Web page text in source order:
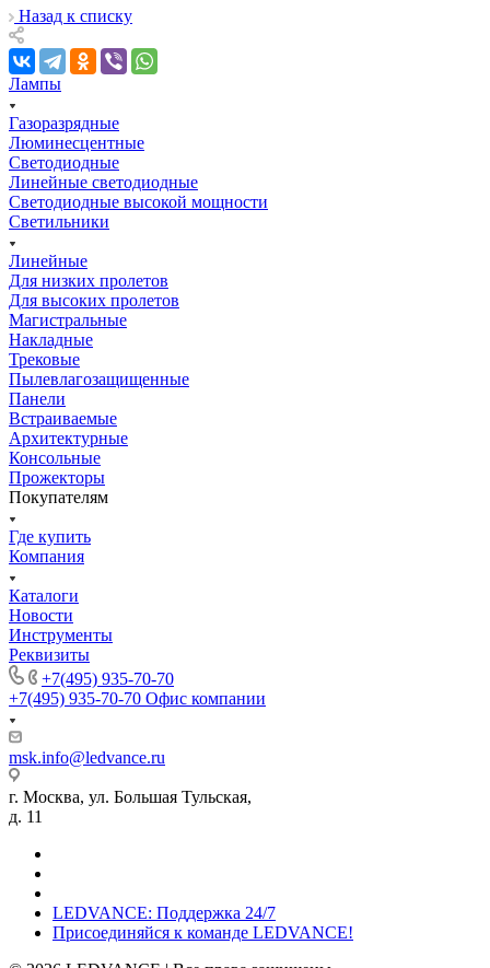
Назад к списку
Лампы
Газоразрядные
Люминесцентные
Светодиодные
Линейные светодиодные
Светодиодные высокой мощности
Светильники
Линейные
Для низких пролетов
Для высоких пролетов
Магистральные
Накладные
Трековые
Пылевлагозащищенные
Панели
Встраиваемые
Архитектурные
Консольные
Прожекторы
Покупателям
Где купить
Компания
Каталоги
Новости
Инструменты
Реквизиты
+7(495) 935-70-70
+7(495) 935-70-70 Офис компании
msk.info@ledvance.ru
г. Москва, ул. Большая Тульская,
д. 11
LEDVANCE: Поддержка 24/7
Присоединяйся к команде LEDVANCE!